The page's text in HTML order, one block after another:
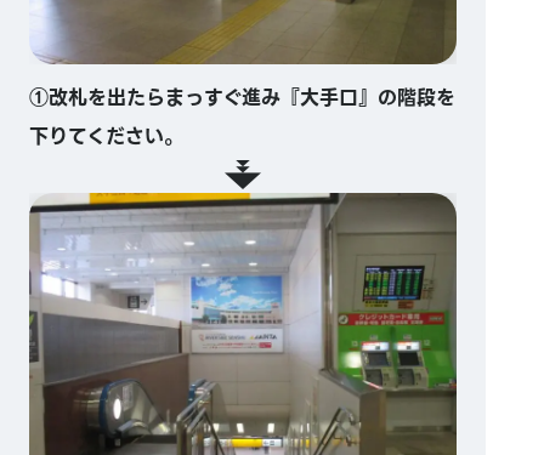
①改札を出たらまっすぐ進み『大手口』の階段を
下りてください。